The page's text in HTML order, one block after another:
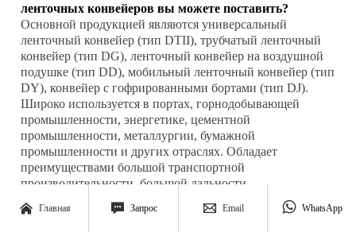
ленточных конвейеров вы можете поставить?
Основной продукцией являются универсальный
ленточный конвейер (тип DTII), трубчатый ленточный
конвейер (тип DG), ленточный конвейер на воздушной
подушке (тип DD), мобильный ленточный конвейер (тип
DY), конвейер с гофрированными бортами (тип DJ).
Широко используется в портах, горнодобывающей
промышленности, энергетике, цементной
промышленности, металлургии, бумажной
промышленности и других отраслях. Обладает
преимуществами большой транспортной
производительности, большой дальности
транспортировки и высокой универсальности. Наша
конвейерная продукция экспортируется в Европу,
 Главная  Запрос  Email  WhatsApp